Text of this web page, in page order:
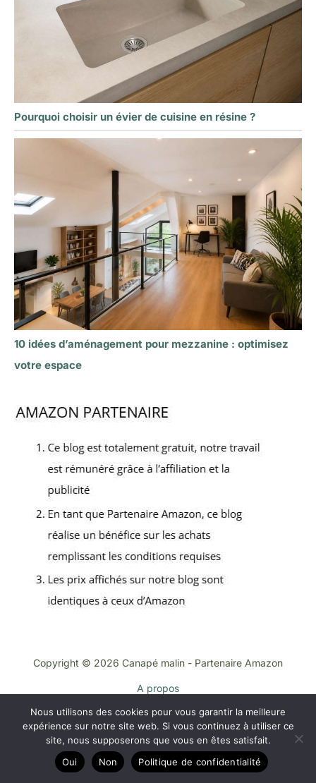
Pourquoi choisir un évier de cuisine en résine ?
10 idées d’aménagement pour mezzanine : optimisez
votre espace
Copyright © 2026 Canapé malin - Partenaire Amazon
A propos
Plan du site
Mentions légales
Politique de confidentialité
Nous utilisons des cookies pour vous garantir la meilleure
expérience sur notre site web. Si vous continuez à utiliser ce
site, nous supposerons que vous en êtes satisfait.
Oui
Non Politique de confidentialité